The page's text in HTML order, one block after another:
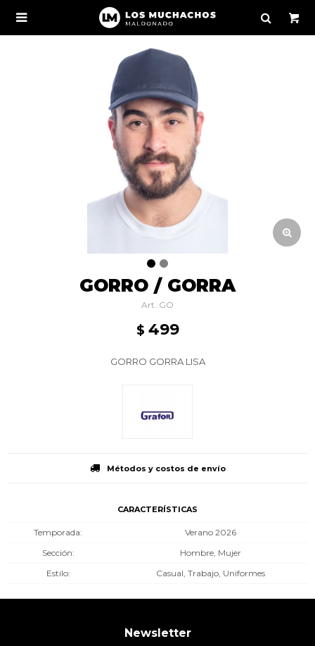

GORRO / GORRA
GO
$ 499
GORRO GORRA LISA
Métodos y costos de envío
CARACTERÍSTICAS
Temporada
Verano 2026
Sección
Hombre, Mujer
Estilo
Casual, Trabajo, Uniformes
Newsletter